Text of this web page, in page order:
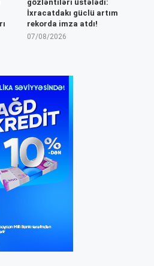
gözləntiləri üstələdi:
İxracatdakı güclü artım
rekorda imza atdı!
07/08/2026